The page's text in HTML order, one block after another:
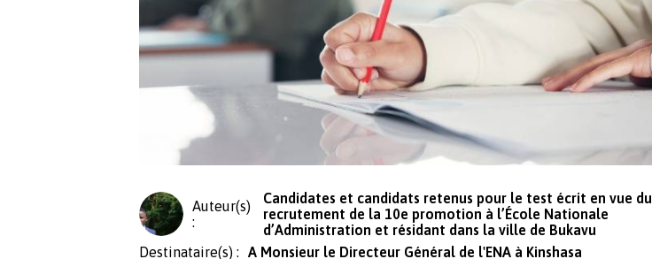
Auteur(s)
:
Candidates et candidats retenus pour le test écrit en vue du
recrutement de la 10e promotion à l’École Nationale
d’Administration et résidant dans la ville de Bukavu
Destinataire(s) :
A Monsieur le Directeur Général de l'ENA à Kinshasa